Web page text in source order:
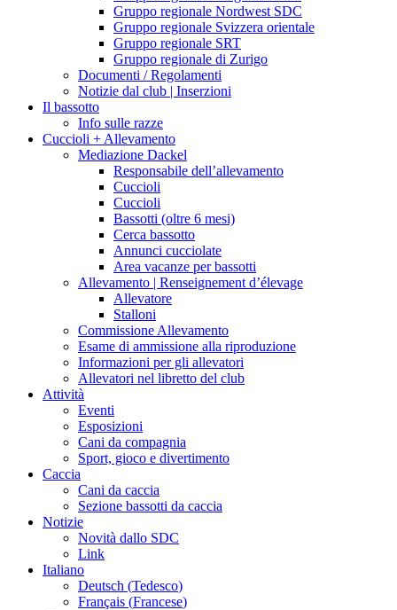
Gruppo regionale Nordwest SDC
Gruppo regionale Svizzera orientale
Gruppo regionale SRT
Gruppo regionale di Zurigo
Documenti / Regolamenti
Notizie dal club | Inserzioni
Il bassotto
Info sulle razze
Cuccioli + Allevamento
Mediazione Dackel
Responsabile dell’allevamento
Cuccioli
Cuccioli
Bassotti (oltre 6 mesi)
Cerca bassotto
Annunci cucciolate
Area vacanze per bassotti
Allevamento | Renseignement d’élevage
Allevatore
Stalloni
Commissione Allevamento
Esame di ammissione alla riproduzione
Informazioni per gli allevatori
Allevatori nel libretto del club
Attività
Eventi
Esposizioni
Cani da compagnia
Sport, gioco e divertimento
Caccia
Cani da caccia
Sezione bassotti da caccia
Notizie
Novità dallo SDC
Link
Italiano
Deutsch (Tedesco)
Français (Francese)